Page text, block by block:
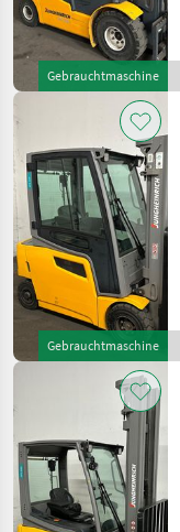
Gebrauchtmaschine
Gebrauchtmaschine